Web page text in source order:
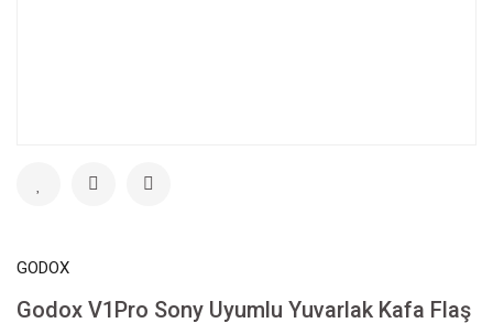
GODOX
Godox V1Pro Sony Uyumlu Yuvarlak Kafa Flaş